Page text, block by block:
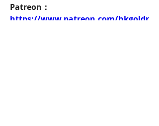
Patreon：
https://www.patreon.com/hkgoldr